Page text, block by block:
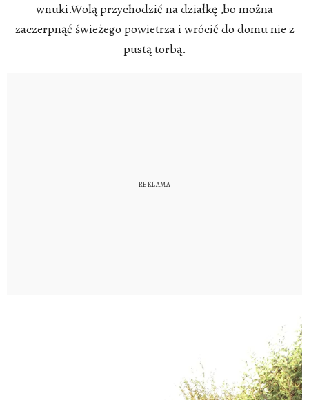
wnuki.Wolą przychodzić na działkę ,bo można
zaczerpnąć świeżego powietrza i wrócić do domu nie z
pustą torbą.